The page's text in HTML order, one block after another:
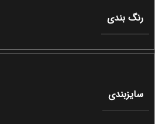
رنگ بندی
سایزبندی